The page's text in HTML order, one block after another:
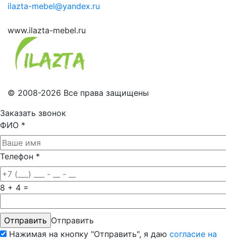
ilazta-mebel@yandex.ru
www.ilazta-mebel.ru
© 2008-2026 Все права защищены
Заказать звонок
ФИО *
Телефон *
8 + 4 =
Отправить
Нажимая на кнопку "Отправить", я даю согласие на